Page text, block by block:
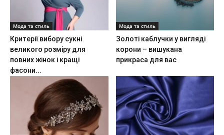
Мода та стиль
Критерії вибору сукні
великого розміру для
повних жінок і кращі
фасони...
Мода та стиль
Золоті каблучки у вигляді
корони – вишукана
прикраса для вас